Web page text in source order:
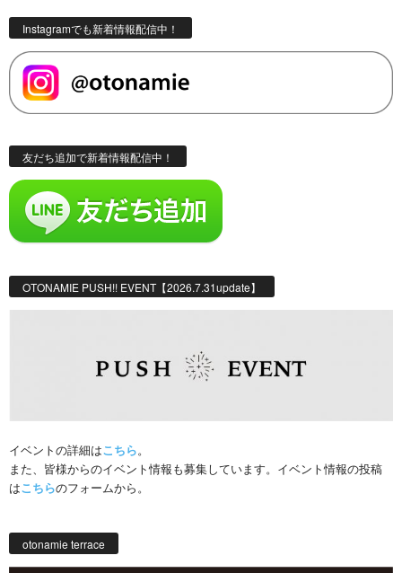
Instagramでも新着情報配信中！
友だち追加で新着情報配信中！
OTONAMIE PUSH!! EVENT【2026.7.31update】
イベントの詳細はこちら。
また、皆様からのイベント情報も募集しています。イベント情報の投稿
はこちらのフォームから。
otonamie terrace